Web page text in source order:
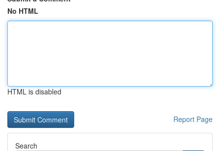
No HTML
HTML is disabled
Report Page
Search